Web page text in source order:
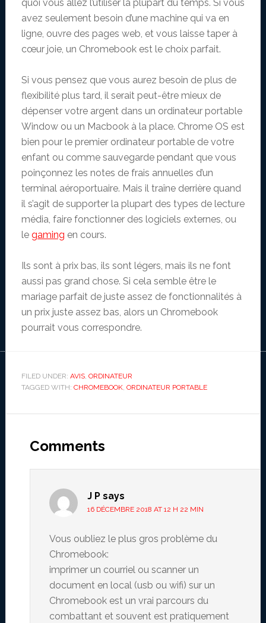
quoi vous allez l’utiliser la plupart du temps. Si vous
avez seulement besoin d’une machine qui va en
ligne, ouvre des pages web, et vous laisse taper à
cœur joie, un Chromebook est le choix parfait.
Si vous pensez que vous aurez besoin de plus de
flexibilité plus tard, il serait peut-être mieux de
dépenser votre argent dans un ordinateur portable
Window ou un Macbook à la place. Chrome OS est
bien pour le premier ordinateur portable de votre
enfant ou comme sauvegarde pendant que vous
poinçonnez les notes de frais annuelles d’un
terminal aéroportuaire. Mais il traîne derrière quand
il s’agit de supporter la plupart des types de lecture
média, faire fonctionner des logiciels externes, ou
le gaming en cours.
Ils sont à prix bas, ils sont légers, mais ils ne font
aussi pas grand chose. Si cela semble être le
mariage parfait de juste assez de fonctionnalités à
un prix juste assez bas, alors un Chromebook
pourrait vous correspondre.
FILED UNDER: AVIS, ORDINATEUR
TAGGED WITH: CHROMEBOOK, ORDINATEUR PORTABLE
Interactions
Comments
J P says
16 DÉCEMBRE 2018 AT 12 H 22 MIN
Vous oubliez le plus gros problème du
Chromebook:
imprimer un courriel ou scanner un
document en local (usb ou wifi) sur un
Chromebook est un vrai parcours du
combattant et souvent est pratiquement